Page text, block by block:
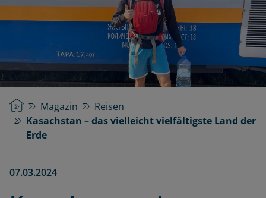
StartseiteMagazin
Reisen
Kasachstan – das vielleicht vielfältigste Land der
Erde
07.03.2024